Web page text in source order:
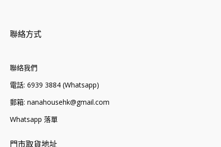
聯絡方式
聯絡我們
電話: 6939 3884 (Whatsapp)
郵箱: nanahousehk@gmail.com
Whatsapp 落單
門市取貨地址